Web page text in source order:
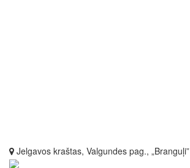
Jelgavos kraštas, Valgundes pag., „Branguļi”